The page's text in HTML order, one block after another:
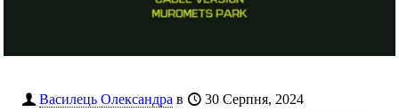
Василець Олександра в
30 Серпня, 2024